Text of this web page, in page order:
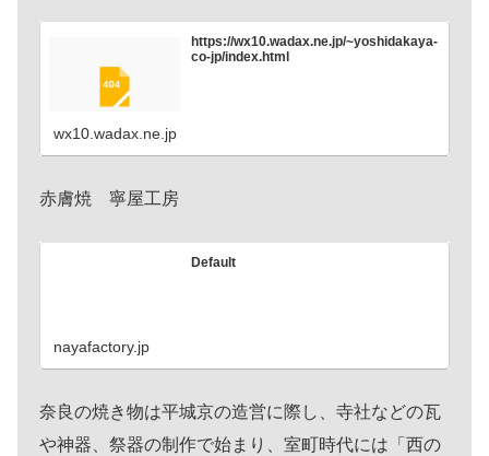
https://wx10.wadax.ne.jp/~yoshidakaya-
co-jp/index.html
wx10.wadax.ne.jp
赤膚焼 寧屋工房
Default
nayafactory.jp
奈良の焼き物は平城京の造営に際し、寺社などの瓦
や神器、祭器の制作で始まり、室町時代には「西の